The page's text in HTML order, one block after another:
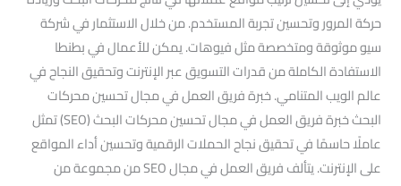
حركة المرور وتحسين تجربة المستخدم. من خلال الاستثمار في شركة
سيو موثوقة ومتخصصة مثل فيوهات. يمكن للأعمال في بطنطا
الاستفادة الكاملة من قدرات التسويق عبر الإنترنت وتحقيق النجاح في
عالم الويب المتنامي. خبرة فريق العمل في مجال تحسين محركات
البحث خبرة فريق العمل في مجال تحسين محركات البحث (SEO) تمثل
عاملًا حاسمًا في تحقيق نجاح الحملات الرقمية وتحسين أداء المواقع
على الإنترنت. يتألف فريق العمل في مجال SEO من مجموعة من